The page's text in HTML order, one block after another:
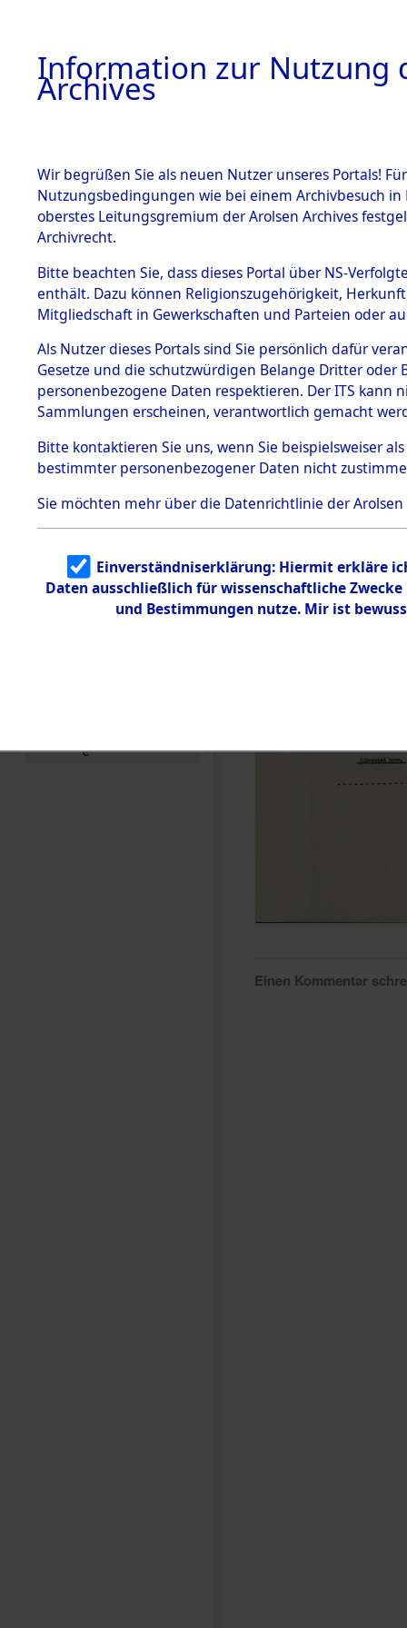
BESTÄNDE
1.
mente
5. Verschiedenes
5.3
Todesmärsche
5.3.1 Alliierte
Erhebungen
zu
Todesmärsch
en
5.3.2
Identifizierun
g
5.3.3
Todesmärsch
e
Anfragen
0057
Einen Kommentar
Information zur Nutzung
Archives
Wir begrüßen Sie als neuen Nutzer unseres Portals!
Nutzungsbedingungen wie bei einem Archivbesuch
oberstes Leitungsgremium der Arolsen Archives
Archivrecht.
Bitte beachten Sie, dass dieses Portal über NS-
enthält. Dazu können Religionszugehörigkeit,
Mitgliedschaft in Gewerkschaften und Parteien oder
Als Nutzer dieses Portals sind Sie persönlich dafür
Gesetze und die schutzwürdigen Belange Dritter
personenbezogene Daten respektieren. Der ITS
Sammlungen erscheinen, verantwortlich gemacht
Bitte kontaktieren Sie uns, wenn Sie beispielsweiser
bestimmter personenbezogener Daten nicht
Sie möchten mehr über die Datenrichtlinie der Arolsen
Einverständniserklärung: Hiermit erkläre
Daten ausschließlich für wissenschaftliche
und Bestimmungen nutze. Mir ist